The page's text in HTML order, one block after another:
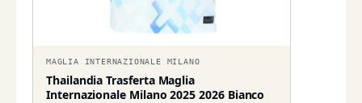
MAGLIA INTERNAZIONALE MILANO
Thailandia Trasferta Maglia
Internazionale Milano 2025 2026 Bianco